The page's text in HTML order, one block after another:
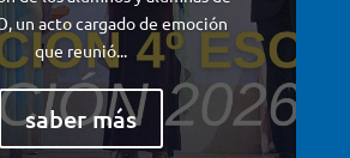
un acto cargado de emoción
que reunió...
saber más